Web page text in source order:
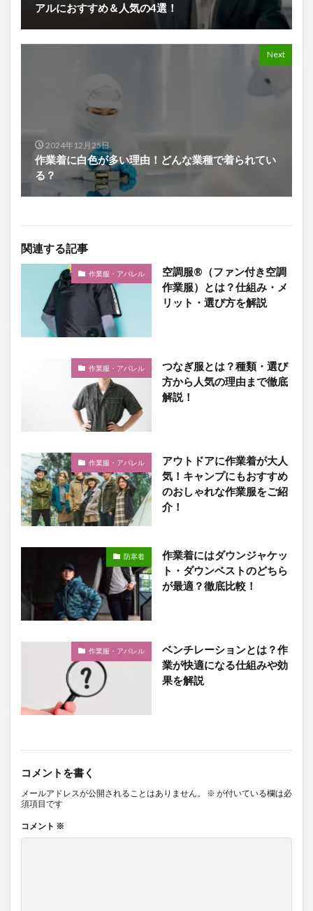
アルにおすすめ＆人気の4選！
Next
2024年12月25日
作業着に白色が多い理由！どんな業種で着られてい
る？
関連する記事
作業服・アパレル
空調服®（ファン付き空調
作業服）とは？仕組み・メ
リット・選び方を解説
作業服・アパレル
つなぎ服とは？種類・選び
方から人気の理由まで徹底
解説！
作業服・アパレル
アウトドアに作業着が大人
気！キャンプにもおすすめ
のおしゃれな作業服をご紹
介！
防寒着
作業着にはダウンジャケッ
ト・ダウンベストのどちら
が最適？徹底比較！
作業服・アパレル
ベンチレーションとは？作
業が快適になる仕組みや効
果を解説
コメントを書く
メールアドレスが公開されることはありません。 ※ が付いている欄は必
須項目です
コメント ※